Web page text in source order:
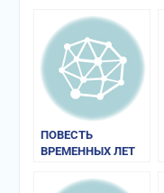
ПОВЕСТЬ
ВРЕМЕННЫХ ЛЕТ